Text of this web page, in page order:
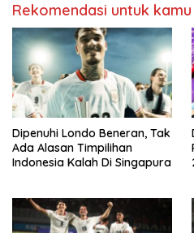
Rekomendasi untuk kamu
Dipenuhi Londo Beneran, Tak
Ada Alasan Timpilihan
Indonesia Kalah Di Singapura